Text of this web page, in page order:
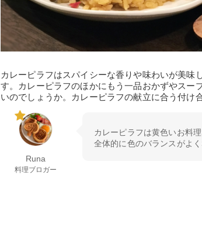
カレーピラフはスパイシーな香りや味わいが美味
す。カレーピラフのほかにもう一品おかずやスー
いのでしょうか。カレーピラフの献立に合う付け
Runa
料理ブロガー
カレーピラフは黄色いお料
全体的に色のバランスがよ